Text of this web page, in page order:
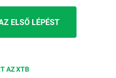
ELSŐ LÉPÉST
AZ XTB